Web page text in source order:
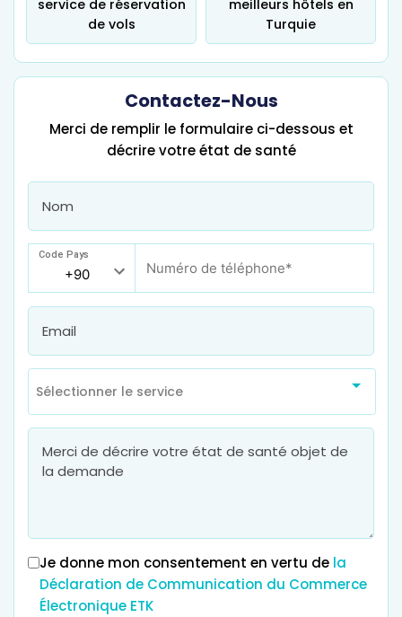
service de réservation
de vols
meilleurs hôtels en
Turquie
Contactez-Nous
Merci de remplir le formulaire ci-dessous et
décrire votre état de santé
Code Pays
Sélectionner le service
Je donne mon consentement en vertu de la
Déclaration de Communication du Commerce
Électronique ETK